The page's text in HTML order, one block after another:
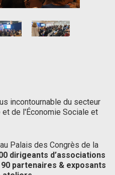
incontournable du secteur
de l'Économie Sociale et
Palais des Congrès de la
dirigeants d’associations
90 partenaires & exposants